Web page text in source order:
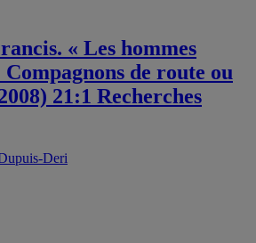
« Les hommes
de route ou
21:1 Recherches
Deri